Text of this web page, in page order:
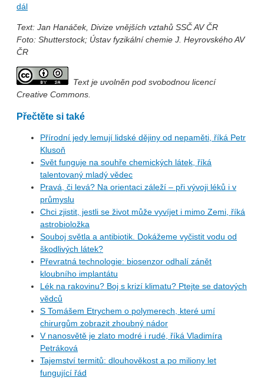
dál
Text: Jan Hanáček, Divize vnějších vztahů SSČ AV ČR
Foto: Shutterstock; Ústav fyzikální chemie J. Heyrovského AV
ČR
Text je uvolněn pod svobodnou licencí
Creative Commons.
Přečtěte si také
Přírodní jedy lemují lidské dějiny od nepaměti, říká Petr
Klusoň
Svět funguje na souhře chemických látek, říká
talentovaný mladý vědec
Pravá, či levá? Na orientaci záleží – při vývoji léků i v
průmyslu
Chci zjistit, jestli se život může vyvíjet i mimo Zemi, říká
astrobioložka
Souboj světla a antibiotik. Dokážeme vyčistit vodu od
škodlivých látek?
Převratná technologie: biosenzor odhalí zánět
kloubního implantátu
Lék na rakovinu? Boj s krizí klimatu? Ptejte se datových
vědců
S Tomášem Etrychem o polymerech, které umí
chirurgům zobrazit zhoubný nádor
V nanosvětě je zlato modré i rudé, říká Vladimíra
Petráková
Tajemství termitů: dlouhověkost a po miliony let
fungující řád